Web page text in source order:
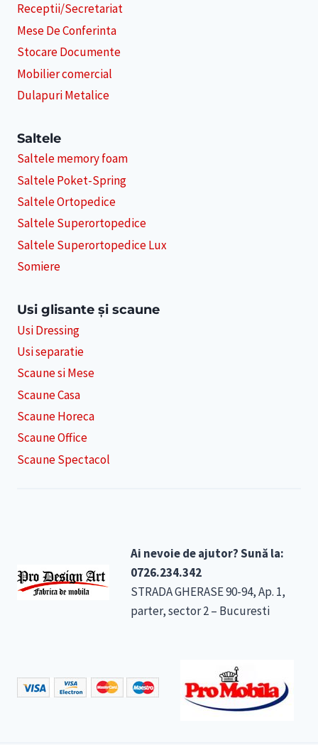
Receptii/Secretariat
Mese De Conferinta
Stocare Documente
Mobilier comercial
Dulapuri Metalice
Saltele
Saltele memory foam
Saltele Poket-Spring
Saltele Ortopedice
Saltele Superortopedice
Saltele Superortopedice Lux
Somiere
Usi glisante și scaune
Usi Dressing
Usi separatie
Scaune si Mese
Scaune Casa
Scaune Horeca
Scaune Office
Scaune Spectacol
Ai nevoie de ajutor? Sună la:
0726.234.342
STRADA GHERASE 90-94, Ap. 1,
parter, sector 2 – Bucuresti